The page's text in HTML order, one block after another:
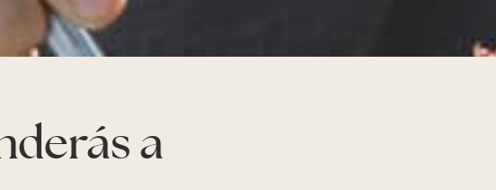
a